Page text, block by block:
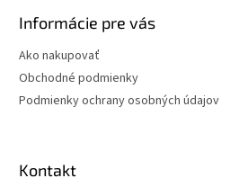
Informácie pre vás
Ako nakupovať
Obchodné podmienky
Podmienky ochrany osobných údajov
Kontakt